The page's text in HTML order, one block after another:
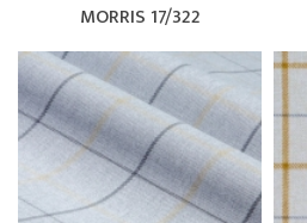
MORRIS 17/322